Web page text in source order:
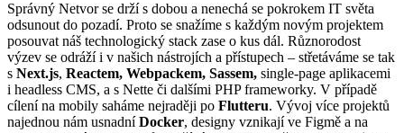
Správný Netvor se drží s dobou a nenechá se pokrokem IT světa
odsunout do pozadí. Proto se snažíme s každým novým projektem
posouvat náš technologický stack zase o kus dál. Různorodost
výzev se odráží i v našich nástrojích a přístupech – střetáváme se tak
s Next.js, Reactem, Webpackem, Sassem, single-page aplikacemi
i headless CMS, a s Nette či dalšími PHP frameworky. V případě
cílení na mobily saháme nejraději po Flutteru. Vývoj více projektů
najednou nám usnadníDocker, designy vznikají ve Figmě a na